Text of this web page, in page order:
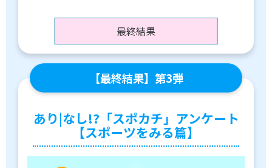
最終結果
【最終結果】第3弾
あり|なし!?「スポカチ」アンケート
【スポーツをみる篇】